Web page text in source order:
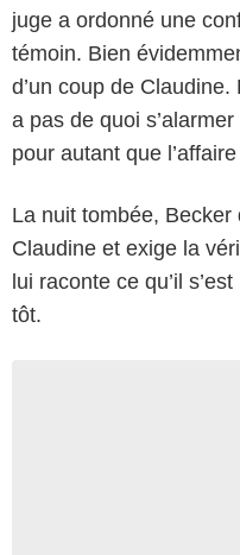
juge a ordonné une
témoin. Bien
d’un coup de Claudine.
a pas de quoi
pour autant que
La nuit tombée,
Claudine et exige la
lui raconte ce qu’il
tôt.